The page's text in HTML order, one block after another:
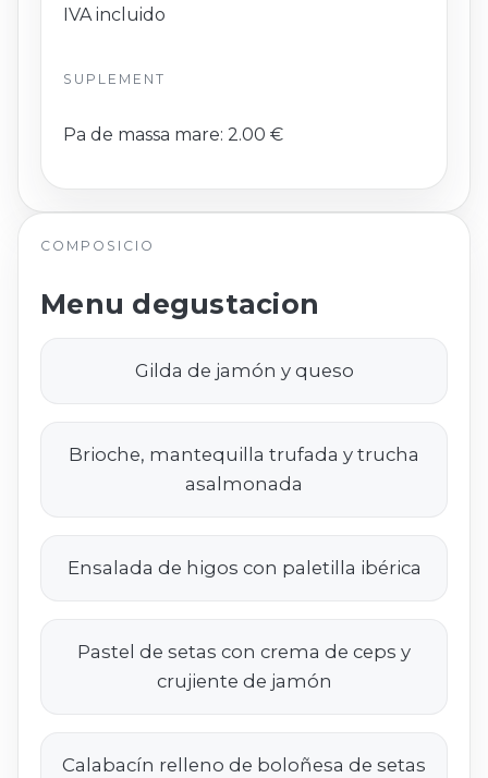
IVA incluido
SUPLEMENT
Pa de massa mare: 2.00 €
COMPOSICIO
Menu degustacion
Gilda de jamón y queso
Brioche, mantequilla trufada y trucha
asalmonada
Ensalada de higos con paletilla ibérica
Pastel de setas con crema de ceps y
crujiente de jamón
Calabacín relleno de boloñesa de setas